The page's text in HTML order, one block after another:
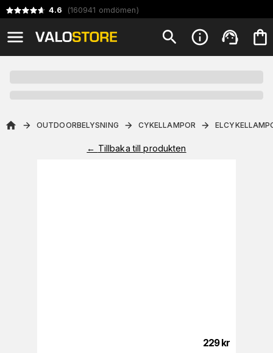
4.6 (160941 omdömen)
OUTDOORBELYSNING CYKELLAMPOR
← Tillbaka till produkten
229 kr